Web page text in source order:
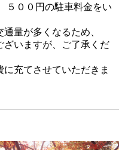
５００円の駐車料金をい
量が多くなるため、
ざいますが、ご了承くだ
充てさせていただきま